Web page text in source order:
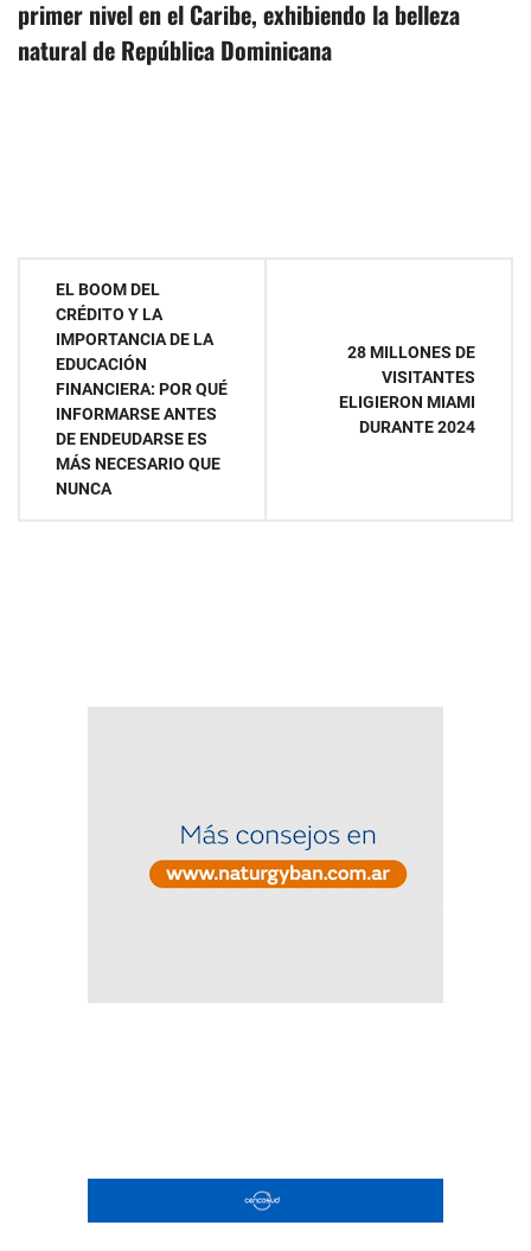
primer nivel en el Caribe, exhibiendo la belleza
natural de República Dominicana
Navegación
entradas
EL BOOM DEL
CRÉDITO Y LA
IMPORTANCIA DE LA
EDUCACIÓN
FINANCIERA: POR QUÉ
INFORMARSE ANTES
DE ENDEUDARSE ES
MÁS NECESARIO QUE
NUNCA
28 MILLONES DE
VISITANTES
ELIGIERON MIAMI
DURANTE 2024